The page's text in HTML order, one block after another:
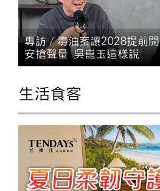
專訪／毒油案讓2028提前
安搶聲量 吳崑玉這樣說
生活食客